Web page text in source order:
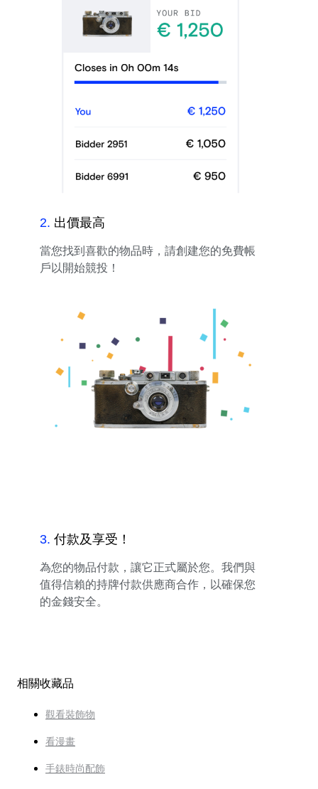
2. 出價最高
當您找到喜歡的物品時，請創建您的免費帳
戶以開始競投！
3. 付款及享受！
為您的物品付款，讓它正式屬於您。我們與
值得信賴的持牌付款供應商合作，以確保您
的金錢安全。
相關收藏品
觀看裝飾物
看漫畫
手錶時尚配飾